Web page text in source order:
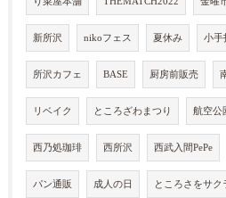
新所沢 nikoフェス 夏休み 小手
所沢カフェ BASE 厨房前販売
リベイク ところざわまつり 航空公
西乃処珈琲 西所沢 西武入間PePe
パン通販 成人の日 ところさをサク